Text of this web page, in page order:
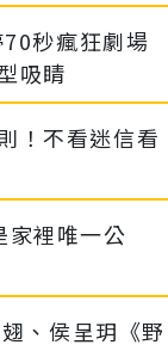
秒瘋狂劇場
吸睛
！不看迷信看
家裡唯一公
、侯呈玥《野